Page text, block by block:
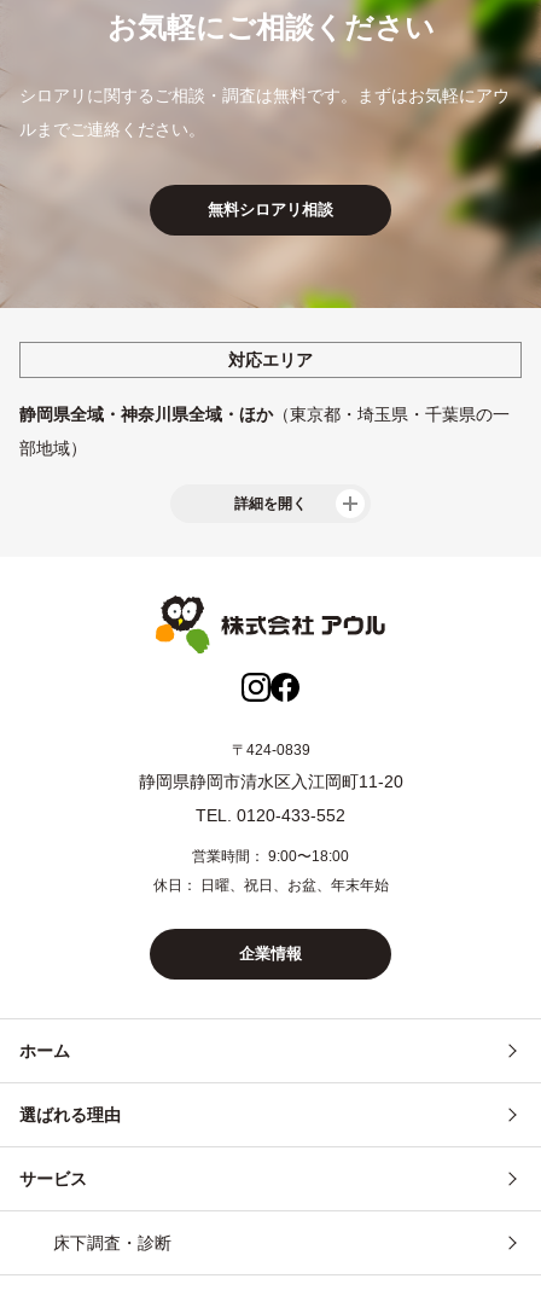
床下調査・診断 シロアリ駆除
お客様の声
お知らせ
お気軽にご相談ください
シロアリに関するご相談・調査は無料です。
まずはお気軽にアウ
ルまでご連絡ください。
無料シロアリ相談
対応エリア
静岡県全域・神奈川県全域・ほか（東京都・埼玉県・千葉県の一
部地域）
詳細を開く
市・菊川市・森町
静岡市・島田市・焼津市・藤枝市・牧之原市・吉田
町・川根本町
市・清水町・長泉町・小山町
市・東伊豆町・河津町・南伊豆町・松崎町・西伊豆町
宮町・横須賀市・鎌倉市・逗子市・三浦市・葉山町
相模原市・秦野市・厚木市・伊勢原市・愛川町・清川
その他
埼玉県・千葉県（一部地域のみ対応可能です。まずは
〒424-0839
静岡県静岡市清水区入江岡町11-20
TEL. 0120-433-552
営業時間： 9:00〜18:00
休日： 日曜、祝日、お盆、年末年始
企業情報
ホーム
選ばれる理由
サービス
床下調査・診断